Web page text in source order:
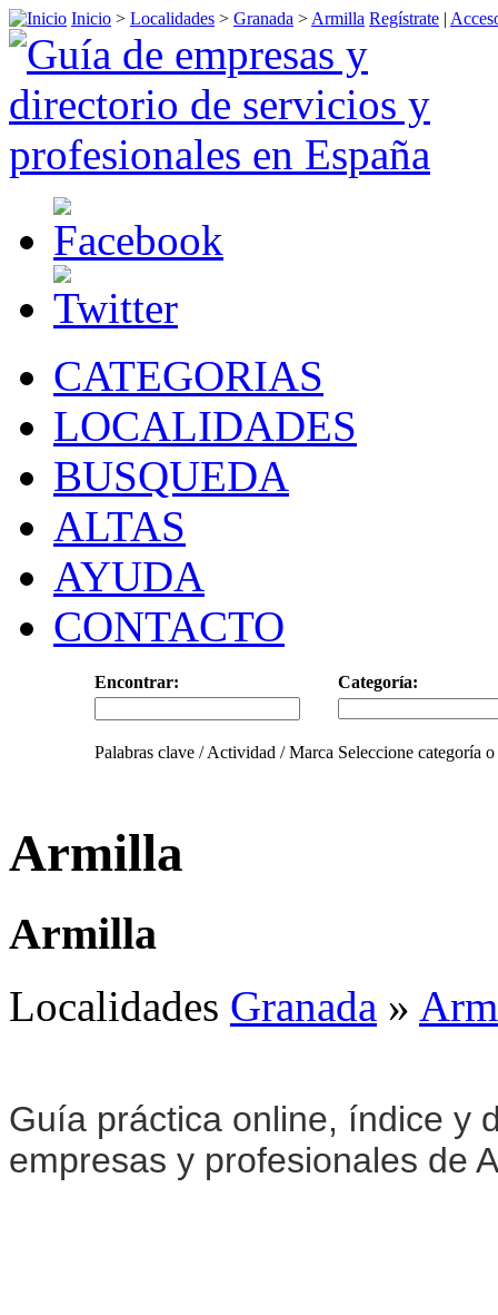
Inicio > Localidades > Granada > Armilla Regístrate |
CATEGORIAS
LOCALIDADES
BUSQUEDA
ALTAS
AYUDA
CONTACTO
Encontrar: Categoría:
Palabras clave / Actividad / Marca Seleccione categoría
Armilla
Armilla
Localidades Granada »
Guía práctica online, índice y
empresas y profesionales de